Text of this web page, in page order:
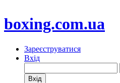
boxing.com.ua
Зареєструватися
Вхід